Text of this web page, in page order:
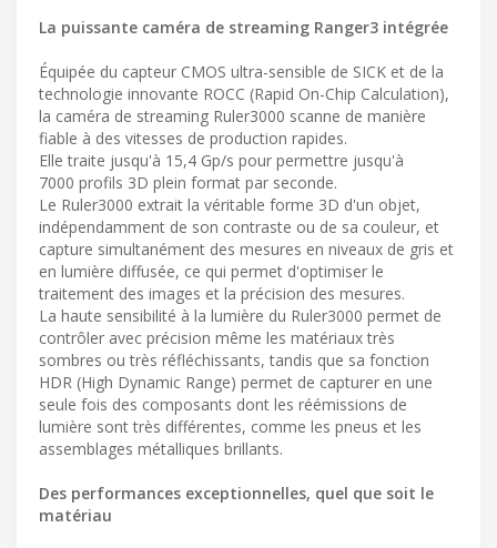
La puissante caméra de streaming Ranger3 intégrée
Équipée du capteur CMOS ultra-sensible de SICK et de la
technologie innovante ROCC (Rapid On-Chip Calculation),
la caméra de streaming Ruler3000 scanne de manière
fiable à des vitesses de production rapides.
Elle traite jusqu'à 15,4 Gp/s pour permettre jusqu'à
7000 profils 3D plein format par seconde.
Le Ruler3000 extrait la véritable forme 3D d'un objet,
indépendamment de son contraste ou de sa couleur, et
capture simultanément des mesures en niveaux de gris et
en lumière diffusée, ce qui permet d'optimiser le
traitement des images et la précision des mesures.
La haute sensibilité à la lumière du Ruler3000 permet de
contrôler avec précision même les matériaux très
sombres ou très réfléchissants, tandis que sa fonction
HDR (High Dynamic Range) permet de capturer en une
seule fois des composants dont les réémissions de
lumière sont très différentes, comme les pneus et les
assemblages métalliques brillants.
Des performances exceptionnelles, quel que soit le
matériau